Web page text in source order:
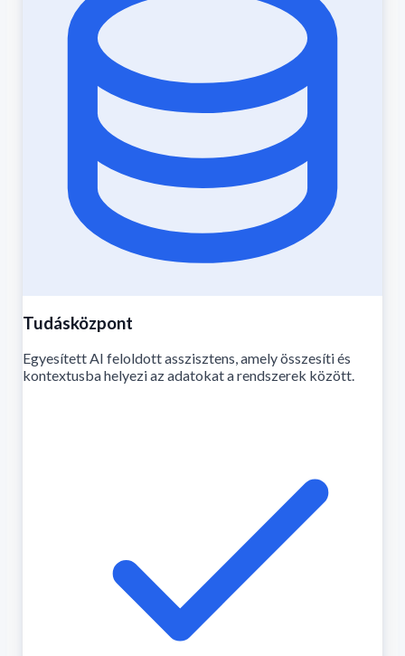
Tudásközpont
Egyesített AI feloldott asszisztens, amely összesíti és
kontextusba helyezi az adatokat a rendszerek között.